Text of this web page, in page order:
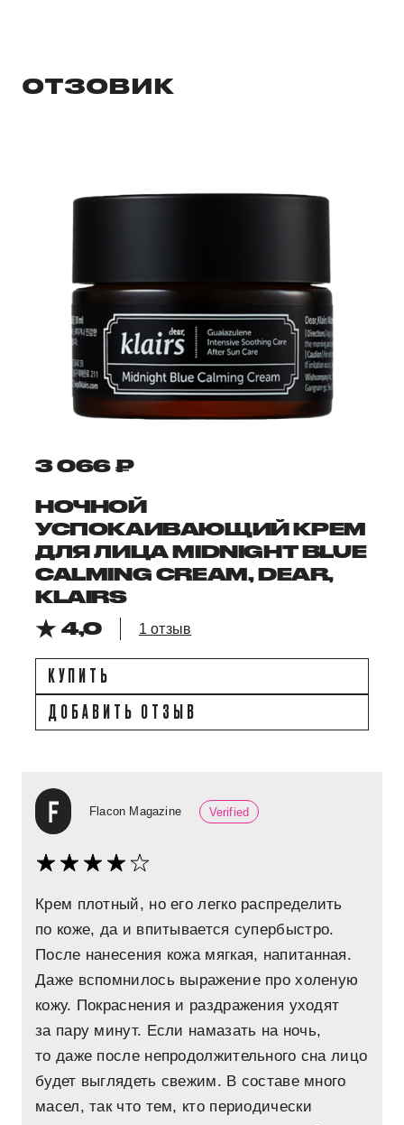
ОТЗОВИК
3 066 ₽
НОЧНОЙ
УСПОКАИВАЮЩИЙ КРЕМ
ДЛЯ ЛИЦА MIDNIGHT BLUE
CALMING CREAM, DEAR,
KLAIRS
4,0
1 отзыв
КУПИТЬ
ДОБАВИТЬ ОТЗЫВ
Flacon Magazine Verified
Крем плотный, но его легко распределить
по коже, да и впитывается супербыстро.
После нанесения кожа мягкая, напитанная.
Даже вспомнилось выражение про холеную
кожу. Покраснения и раздражения уходят
за пару минут. Если намазать на ночь,
то даже после непродолжительного сна лицо
будет выглядеть свежим. В составе много
масел, так что тем, кто периодически